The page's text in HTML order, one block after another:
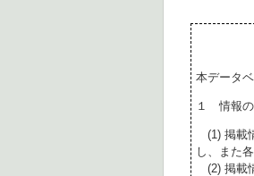
本データ
１ 情報の
(1) 掲載
し、また
(2) 掲載